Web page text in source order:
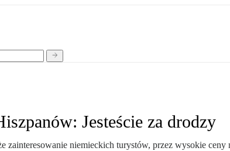
Jesteście za drodzy
zainteresowanie niemieckich turystów, przez wysokie